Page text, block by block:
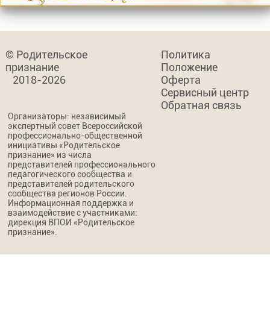
© Родительское
признание
2018-2026
Политика
Положение
Оферта
Сервисный центр
Обратная связь
Организаторы: независимый
экспертный совет Всероссийской
профессионально-общественной
инициативы «Родительское
признание» из числа
представителей профессионального
педагогического сообщества и
представителей родительского
сообщества регионов России.
Информационная поддержка и
взаимодействие с участниками:
дирекция ВПОИ «Родительское
признание».